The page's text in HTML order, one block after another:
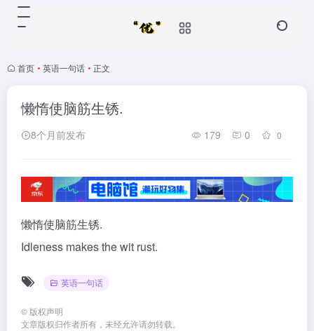
首页 • 英语一句话 • 正文
懒惰使脑筋生锈.
8个月前发布 179 0 0
懒惰使脑筋生锈.
Idleness makes the wit rust.
英语一句话
© 版权声明
文章版权归作者所有，未经允许请勿转载。